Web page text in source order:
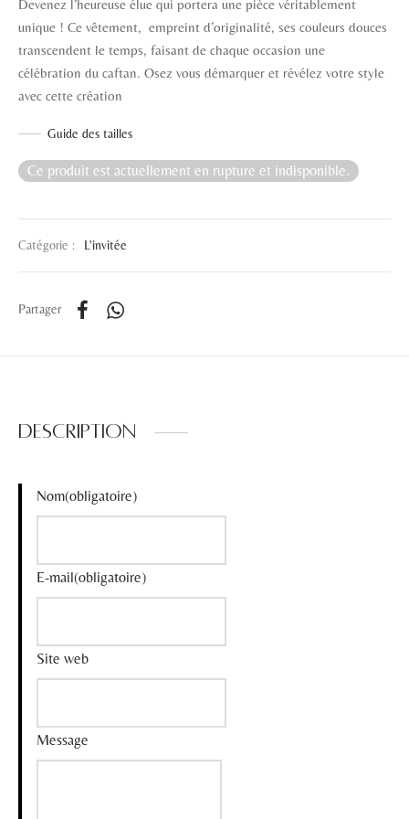
Devenez l’heureuse élue qui portera une pièce véritablement
unique ! Ce vêtement, empreint d’originalité, ses couleurs douces
transcendent le temps, faisant de chaque occasion une
célébration du caftan. Osez vous démarquer et révélez votre style
avec cette création
Guide des tailles
Ce produit est actuellement en rupture et indisponible.
Catégorie : L'invitée
Partager
Description
Nom(obligatoire)
E-mail(obligatoire)
Site web
Message